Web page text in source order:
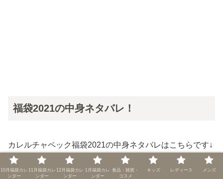
福袋2021の中身ネタバレ！
カレルチャペック福袋2021の中身ネタバレはこちらです↓
10月福袋カレ
ンダー
11月福袋カレ
ンダー
12月福袋カレ
ンダー
1月福袋カレ
ンダー
食品・雑貨・
コスメ
キッズ レディース メンズ